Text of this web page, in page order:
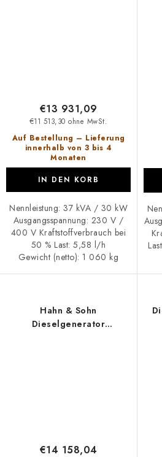
Auf Bestellung – Lieferung
innerhalb von 3 bis 4
Monaten
€11 513,30 ohne MwSt.
€13 931,09
IN DEN KORB
Nennleistung: 37 kVA / 30 kW
Ausgangsspannung: 230 V /
400 V Kraftstoffverbrauch bei
50 % Last: 5,58 l/h
Gewicht (netto): 1 060 kg
Hahn & Sohn
Dieselgenerator
€14 158,04